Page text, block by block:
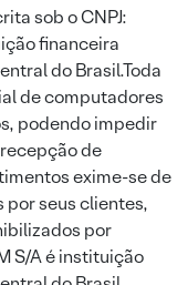
sob o CNPJ:
financeira
do Brasil.Toda
de computadores
podendo impedir
de
exime-se de
seus clientes,
por
S/A é instituição